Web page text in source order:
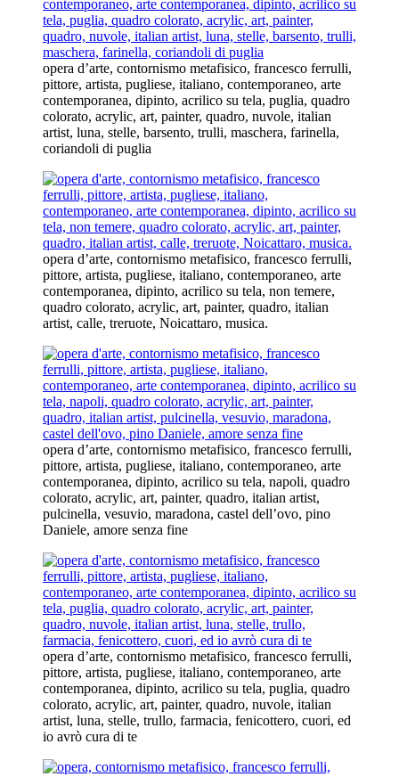
opera d’arte, contornismo metafisico, francesco ferrulli,
pittore, artista, pugliese, italiano, contemporaneo, arte
contemporanea, dipinto, acrilico su tela, puglia, quadro
colorato, acrylic, art, painter, quadro, nuvole, italian
artist, luna, stelle, barsento, trulli, maschera, farinella,
coriandoli di puglia
opera d’arte, contornismo metafisico, francesco ferrulli,
pittore, artista, pugliese, italiano, contemporaneo, arte
contemporanea, dipinto, acrilico su tela, non temere,
quadro colorato, acrylic, art, painter, quadro, italian
artist, calle, treruote, Noicattaro, musica.
opera d’arte, contornismo metafisico, francesco ferrulli,
pittore, artista, pugliese, italiano, contemporaneo, arte
contemporanea, dipinto, acrilico su tela, napoli, quadro
colorato, acrylic, art, painter, quadro, italian artist,
pulcinella, vesuvio, maradona, castel dell’ovo, pino
Daniele, amore senza fine
opera d’arte, contornismo metafisico, francesco ferrulli,
pittore, artista, pugliese, italiano, contemporaneo, arte
contemporanea, dipinto, acrilico su tela, puglia, quadro
colorato, acrylic, art, painter, quadro, nuvole, italian
artist, luna, stelle, trullo, farmacia, fenicottero, cuori, ed
io avrò cura di te